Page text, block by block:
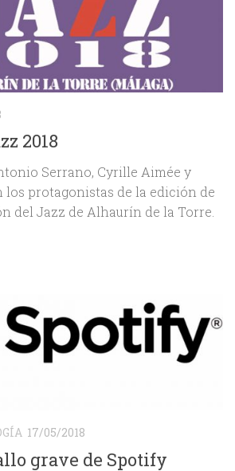
2018
Serrano, Cyrille Aimée y
los protagonistas de la edición de
del Jazz de Alhaurín de la Torre.
17/05/2018
grave de Spotify